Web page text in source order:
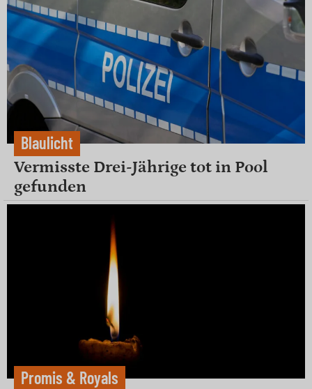
Blaulicht
Vermisste Drei-Jährige tot in Pool
gefunden
Promis & Royals